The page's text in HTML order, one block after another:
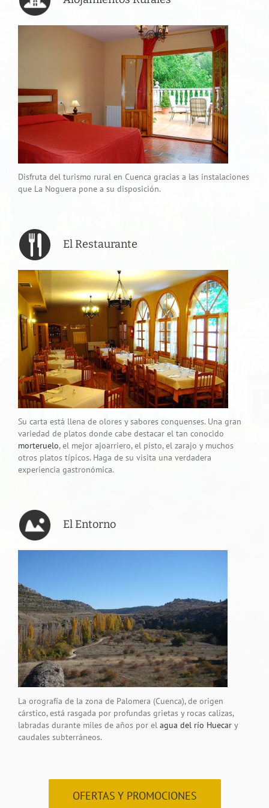
Disfruta del turismo rural en Cuenca gracias a las instalaciones
que La Noguera pone a su disposición.
El Restaurante
Su carta está llena de olores y sabores conquenses. Una gran
variedad de platos donde cabe destacar el tan conocido
morteruelo, el mejor ajoarriero, el pisto, el zarajo y muchos
otros platos típicos. Haga de su visita una verdadera
experiencia gastronómica.
El Entorno
La orografía de la zona de Palomera (Cuenca), de origen
cárstico, está rasgada por profundas grietas y rocas calizas,
labradas durante miles de años por el agua del río Huecar y
caudales subterráneos.
OFERTAS Y PROMOCIONES